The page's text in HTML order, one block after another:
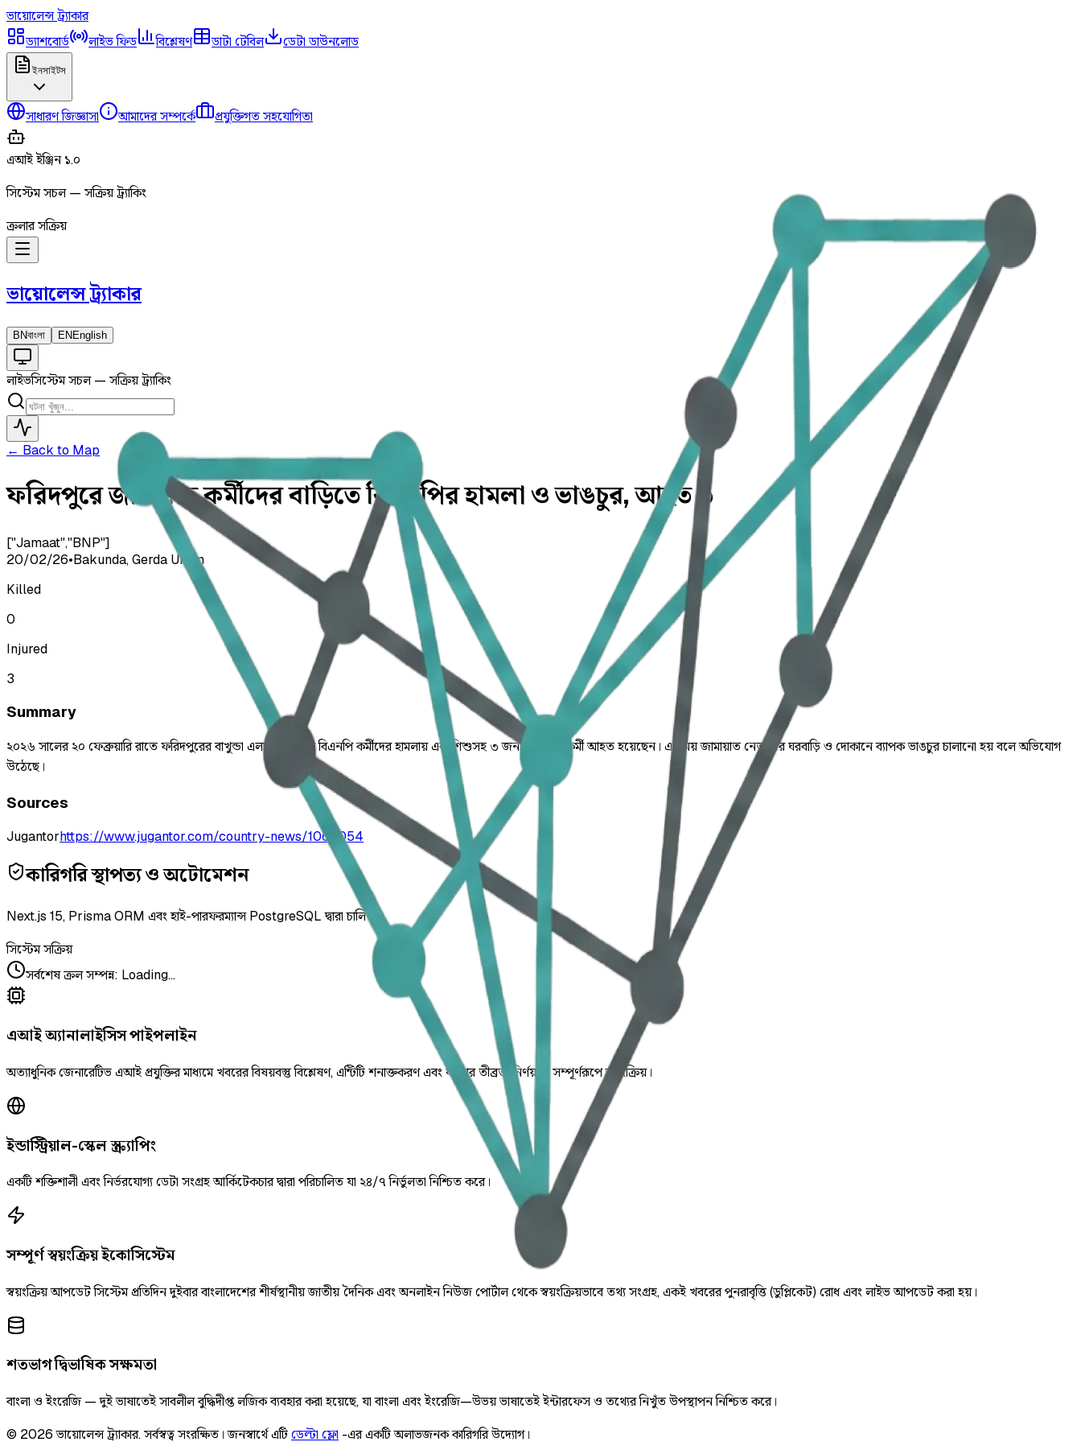
ভায়োলেন্সট্র্যাকার
ড্যাশবোর্ড
লাইভ ফিড বিশ্লেষণ ডাটা টেবিল ডেটা ডাউনলোড
ইনসাইটস
সাধারণ জিজ্ঞাসা আমাদের সম্পর্কে প্রযুক্তিগত সহযোগিতা
এআই ইঞ্জিন ১.০
সিস্টেম সচল — সক্রিয় ট্র্যাকিং
ক্রলার সক্রিয়
ভায়োলেন্সট্র্যাকার
BNবাংলা EN English
লাইভসিস্টেম সচল — সক্রিয় ট্র্যাকিং
← Back to Map
ফরিদপুরে জামায়াত কর্মীদের বাড়িতে বিএনপির হামলা ও ভাঙচুর, আহত ৩
["Jamaat","BNP"]
20/02/26•Bakunda, Gerda Union
Killed
0
Injured
3
Summary
২০২৬ সালের ২০ ফেব্রুয়ারি রাতে ফরিদপুরের বাখুন্ডা এলাকায় স্থানীয় বিএনপি কর্মীদের হামলায় এক শিশুসহ ৩ জন জামায়াত কর্মী আহত হয়েছেন। এ সময় জামায়াত নেতাদের ঘরবাড়ি ও দোকানে ব্যাপক ভাঙচুর চালানো হয় বলে অভিযোগ
উঠেছে।
Sources
Jugantorhttps://www.jugantor.com/country-news/1069054
কারিগরি স্থাপত্য ও অটোমেশন
Next.js 15, Prisma ORM এবং হাই-পারফরম্যান্স PostgreSQL দ্বারা চালিত।
সিস্টেম সক্রিয়
সর্বশেষ ক্রল সম্পন্ন: Loading...
এআই অ্যানালাইসিস পাইপলাইন
অত্যাধুনিক জেনারেটিভ এআই প্রযুক্তির মাধ্যমে খবরের বিষয়বস্তু বিশ্লেষণ, এন্টিটি শনাক্তকরণ এবং ঘটনার তীব্রতা নির্ণয় যা সম্পূর্ণরূপে স্বয়ংক্রিয়।
ইন্ডাস্ট্রিয়াল-স্কেল স্ক্র্যাপিং
একটি শক্তিশালী এবং নির্ভরযোগ্য ডেটা সংগ্রহ আর্কিটেকচার দ্বারা পরিচালিত যা ২৪/৭ নির্ভুলতা নিশ্চিত করে।
সম্পূর্ণ স্বয়ংক্রিয় ইকোসিস্টেম
স্বয়ংক্রিয় আপডেট সিস্টেম প্রতিদিন দুইবার বাংলাদেশের শীর্ষস্থানীয় জাতীয় দৈনিক এবং অনলাইন নিউজ পোর্টাল থেকে স্বয়ংক্রিয়ভাবে তথ্য সংগ্রহ, একই খবরের পুনরাবৃত্তি (ডুপ্লিকেট) রোধ এবং লাইভ আপডেট করা হয়।
শতভাগ দ্বিভাষিক সক্ষমতা
বাংলা ও ইংরেজি — দুই ভাষাতেই সাবলীল বুদ্ধিদীপ্ত লজিক ব্যবহার করা হয়েছে, যা বাংলা এবং ইংরেজি—উভয় ভাষাতেই ইন্টারফেস ও তথ্যের নিখুঁত উপস্থাপন নিশ্চিত করে।
© 2026 ভায়োলেন্স ট্র্যাকার.সর্বস্বত্ব সংরক্ষিত। জনস্বার্থে এটিডেল্টা ফ্লো -এর একটি অলাভজনক কারিগরি উদ্যোগ।